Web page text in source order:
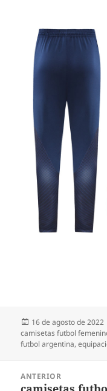
Publicado
el
16 de agosto de 2022
camisetas futbol
futbol argentina,
ANTERIOR